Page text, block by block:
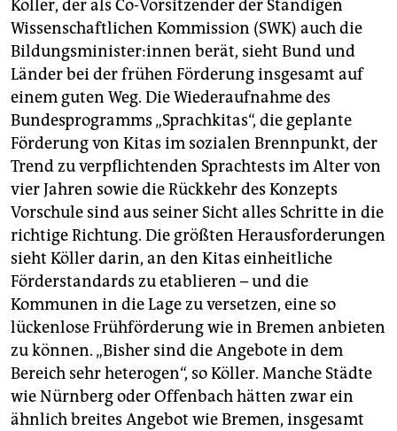
Köller, der als Co-Vorsitzender der Ständigen
Wissenschaftlichen Kommission (SWK) auch die
Bil­dungs­mi­nis­te­r:in­nen berät, sieht Bund und
Länder bei der frühen Förderung insgesamt auf
einem guten Weg. Die Wiederaufnahme des
Bundesprogramms „Sprachkitas“, die geplante
Förderung von Kitas im sozialen Brennpunkt, der
Trend zu verpflichtenden Sprachtests im Alter von
vier Jahren sowie die Rückkehr des Konzepts
Vorschule sind aus seiner Sicht alles Schritte in die
richtige Richtung. Die größten Herausforderungen
sieht Köller darin, an den Kitas einheitliche
Förderstandards zu etablieren – und die
Kommunen in die Lage zu versetzen, eine so
lückenlose Frühförderung wie in Bremen anbieten
zu können. „Bisher sind die Angebote in dem
Bereich sehr heterogen“, so Köller. Manche Städte
wie Nürnberg oder Offenbach hätten zwar ein
ähnlich breites Angebot wie Bremen, insgesamt